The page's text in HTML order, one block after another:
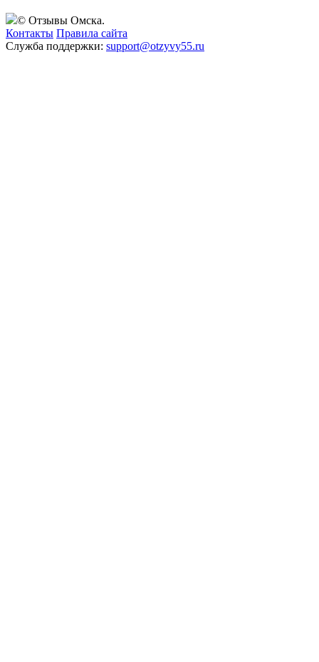
© Отзывы Омска.
Контакты Правила сайта
Служба поддержки: support@otzyvy55.ru